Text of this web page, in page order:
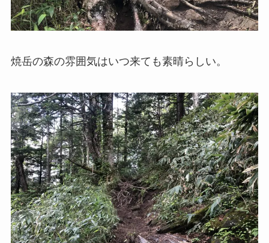
焼岳の森の雰囲気はいつ来ても素晴らしい。